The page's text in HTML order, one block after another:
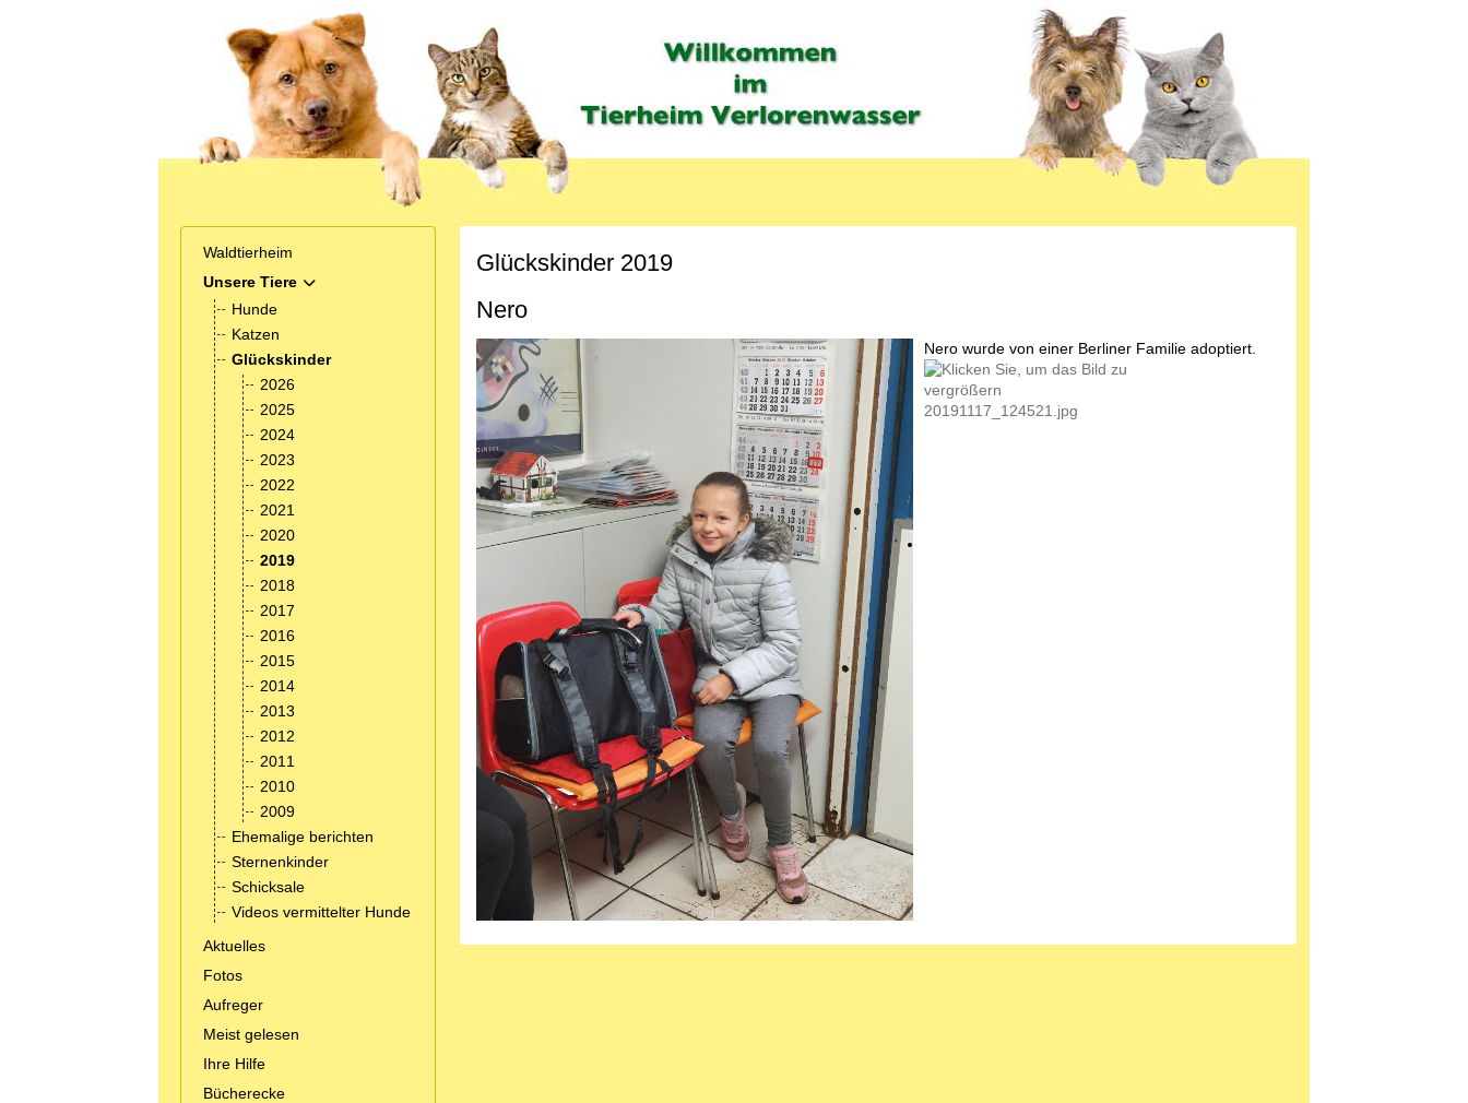
Waldtierheim
Unsere Tiere
MOD_MENU_TOGGLE_SUBMENU_LABEL
Hunde
Katzen
Glückskinder
2026
2025
2024
2023
2022
2021
2020
2019
2018
2017
2016
2015
2014
2013
2012
2011
2010
2009
Ehemalige berichten
Sternenkinder
Schicksale
Videos vermittelter Hunde
Aktuelles
Fotos
Aufreger
Meist gelesen
Ihre Hilfe
Bücherecke
Glückskinder 2019
Nero
Nero wurde von einer Berliner Familie adoptiert.